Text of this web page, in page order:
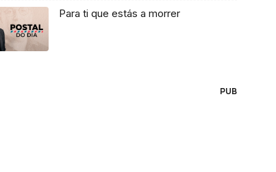
Para ti que estás a morrer
PUB